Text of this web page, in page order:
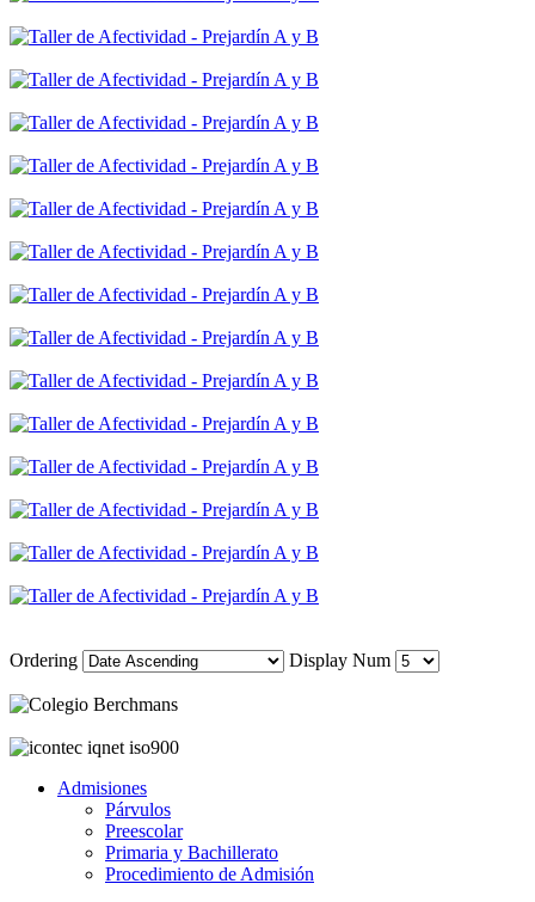
Ordering Display Num
Admisiones
Párvulos
Preescolar
Primaria y Bachillerato
Procedimiento de Admisión